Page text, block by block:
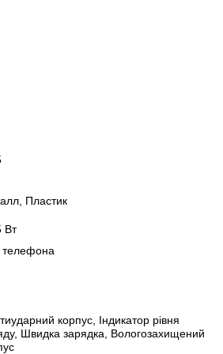
Пластик
Вт
телефона
корпус, Індикатор рівня
Швидка зарядка, Вологозахищений